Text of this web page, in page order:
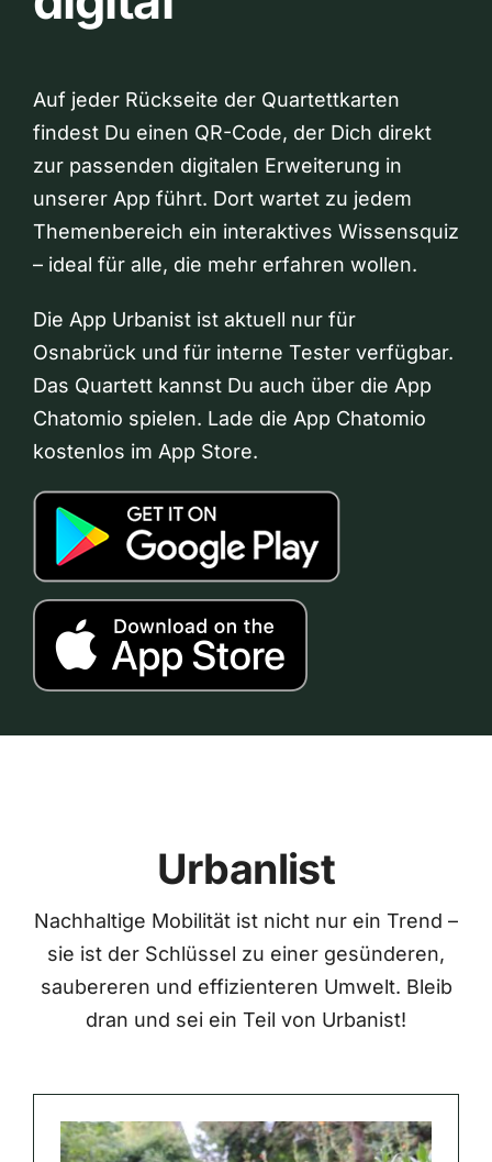
Auf jeder Rückseite der Quartettkarten
findest Du einen QR-Code, der Dich direkt
zur passenden digitalen Erweiterung in
unserer App führt. Dort wartet zu jedem
Themenbereich ein interaktives Wissensquiz
– ideal für alle, die mehr erfahren wollen.
Die App Urbanist ist aktuell nur für
Osnabrück und für interne Tester verfügbar.
Das Quartett kannst Du auch über die App
Chatomio spielen. Lade die App Chatomio
kostenlos im App Store.
Urbanlist
Nachhaltige Mobilität ist nicht nur ein Trend –
sie ist der Schlüssel zu einer gesünderen,
saubereren und effizienteren Umwelt. Bleib
dran und sei ein Teil von Urbanist!